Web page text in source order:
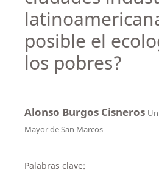
posible el
los pobres?
Alonso Burgos Cisneros
Mayor de San Marcos
Palabras clave: